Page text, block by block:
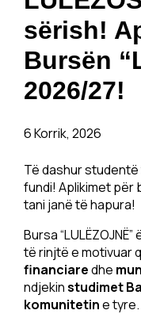
sërish!
Bursën
2026/27!
6 Korrik, 2026
Të dashur
fundi! Aplikimet për
tani janë të hapura!
Bursa
të rinjtë e motivuar
financiaredhe
ndjekinstudimet
komunitetine tyre.